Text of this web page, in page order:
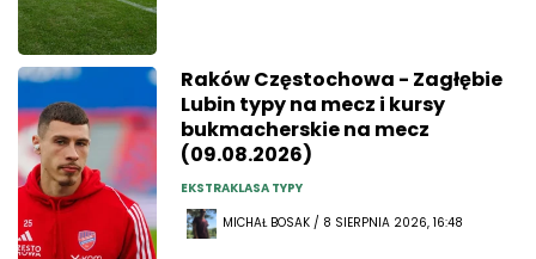
Raków Częstochowa - Zagłębie
Lubin typy na mecz i kursy
bukmacherskie na mecz
(09.08.2026)
EKSTRAKLASA TYPY
MICHAŁ BOSAK / 8 SIERPNIA 2026, 16:48